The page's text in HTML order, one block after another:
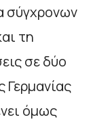
σύγχρονων
τη
σε δύο
Γερμανίας
όμως